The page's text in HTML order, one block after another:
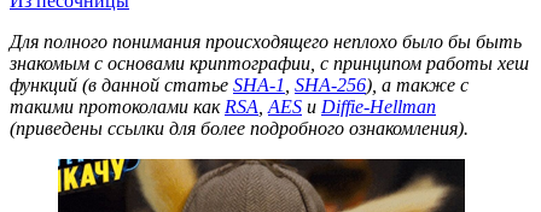
Для полного понимания происходящего неплохо было бы быть
знакомым с основами криптографии, с принципом работы хеш
функций (в данной статье SHA-1 SHA-256), а также с
такими протоколами как RSA AES и Diffie-Hellman
(приведены ссылки для более подробного ознакомления).